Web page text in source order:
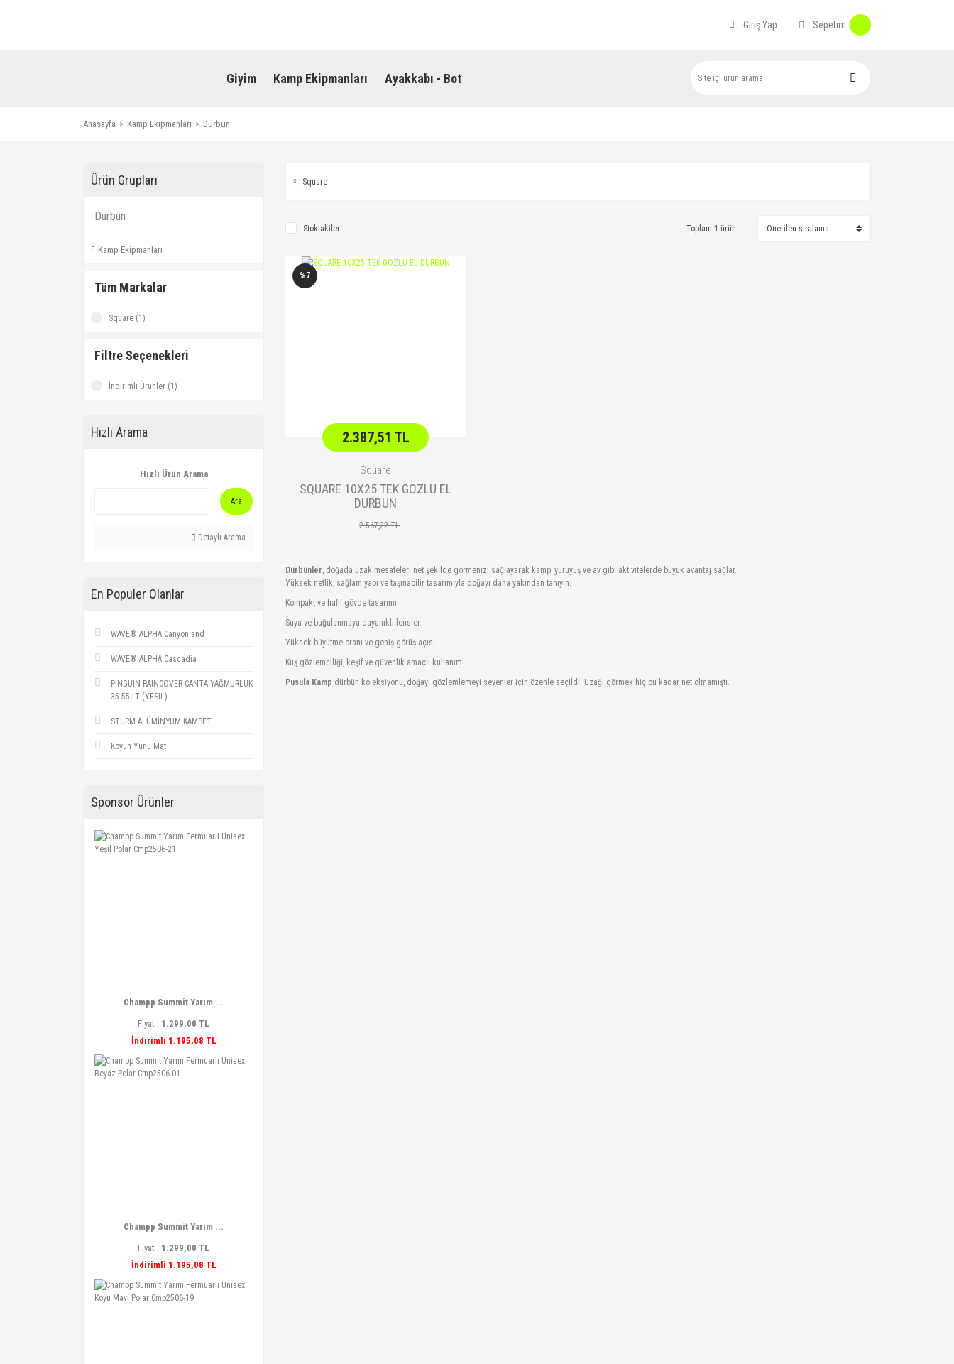
Giriş Yap Sepetim
Giyim Kamp Ekipmanları Ayakkabı - Bot
Anasayfa Kamp Ekipmanları Dürbün
Ürün Grupları
Dürbün
Kamp Ekipmanları
Tüm Markalar
Square (1)
Filtre Seçenekleri
İndirimli Ürünler (1)
Hızlı Arama
Hızlı Ürün Arama
Ara
Detaylı Arama
En Populer Olanlar
WAVE® ALPHA Canyonland
WAVE® ALPHA Cascadia
PINGUIN RAINCOVER CANTA YAĞMURLUK
35-55 LT (YESIL)
STURM ALÜMİNYUM KAMPET
Koyun Yünü Mat
Sponsor Ürünler
Champp Summit Yarım ...
Fiyat : 1.299,00 TL
İndirimli 1.195,08 TL
Champp Summit Yarım ...
Fiyat : 1.299,00 TL
İndirimli 1.195,08 TL
Square
Stoktakiler Toplam 1 ürün
%7
2.387,51 TL
Square
SQUARE 10X25 TEK GOZLU EL
DURBUN
2.567,22 TL
Dürbünler, doğada uzak mesafeleri net şekilde görmenizi sağlayarak kamp, yürüyüş ve av gibi aktivitelerde büyük avantaj sağlar.
Yüksek netlik, sağlam yapı ve taşınabilir tasarımıyla doğayı daha yakından tanıyın.
Kompakt ve hafif gövde tasarımı
Suya ve buğulanmaya dayanıklı lensler
Yüksek büyütme oranı ve geniş görüş açısı
Kuş gözlemciliği, keşif ve güvenlik amaçlı kullanım
Pusula Kamp dürbün koleksiyonu, doğayı gözlemlemeyi sevenler için özenle seçildi. Uzağı görmek hiç bu kadar net olmamıştı.